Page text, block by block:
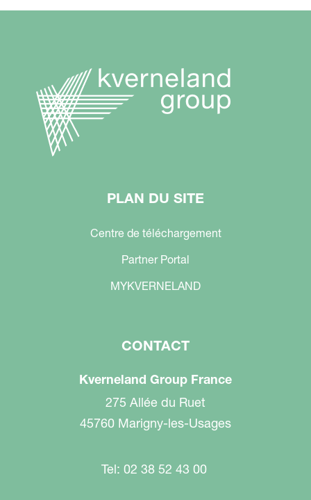
PLAN DU SITE
Centre de téléchargement
Partner Portal
MYKVERNELAND
CONTACT
Kverneland Group France
275 Allée du Ruet
45760 Marigny-les-Usages
Tel: 02 38 52 43 00